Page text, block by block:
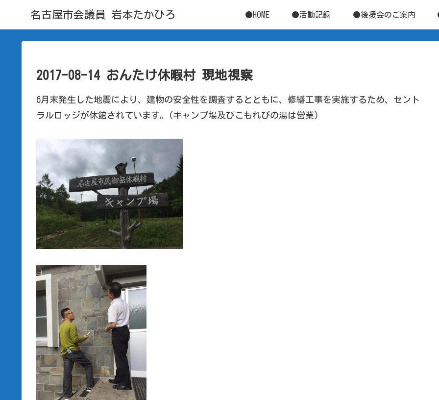
名古屋市会議員 岩本たかひろ ●HOME ●活動記録 ●後援会のご案内
2017-08-14 おんたけ休暇村 現地視察
6月末発生した地震により、建物の安全性を調査するとともに、修繕工事を実施するため、セント
ラルロッジが休館されています。(キャンプ場及びこもれびの湯は営業)